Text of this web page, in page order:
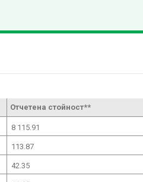
Отчетена стойност**
8 115.91
113.87
42.35